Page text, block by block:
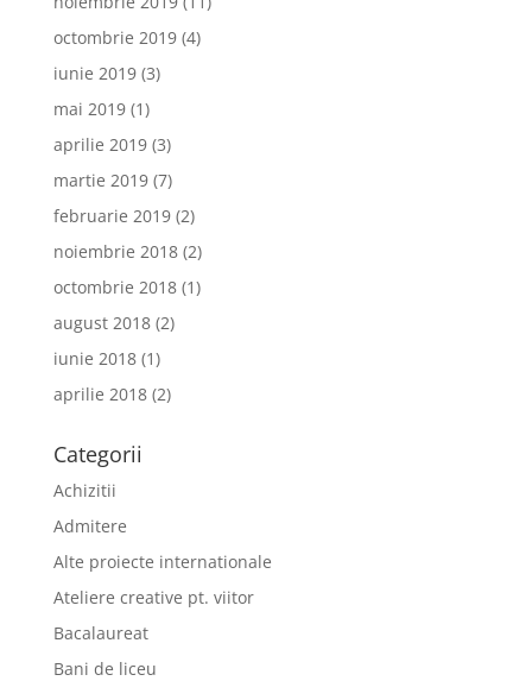
octombrie 2019(4)
iunie 2019(3)
mai 2019(1)
aprilie 2019(3)
martie 2019(7)
februarie 2019(2)
noiembrie 2018(2)
octombrie 2018(1)
august 2018(2)
iunie 2018(1)
aprilie 2018(2)
Categorii
Achizitii
Admitere
Alte proiecte internationale
Ateliere creative pt. viitor
Bacalaureat
Bani de liceu